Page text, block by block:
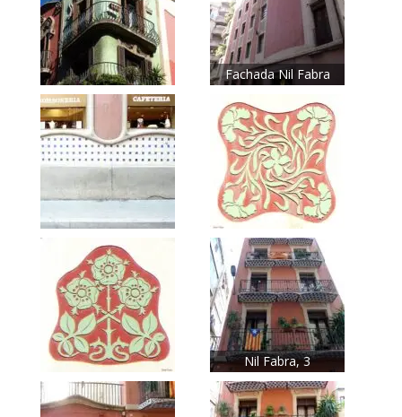
Fachada Nil Fabra
Nil Fabra, 3